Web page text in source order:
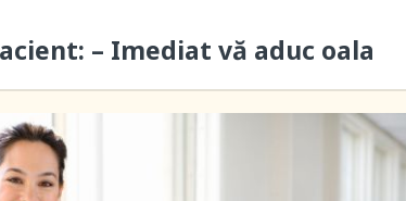
– Imediat vă aduc oala